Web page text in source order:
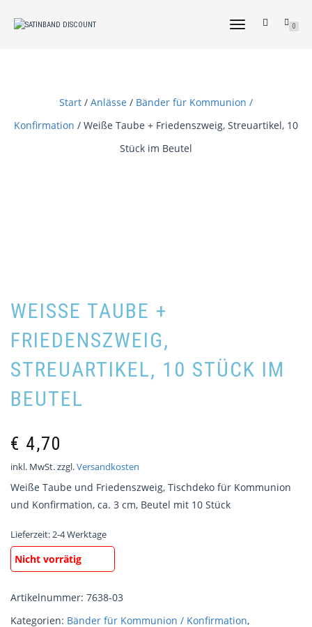
NAVIGATION
0
Start / Anlässe / Bänder für Kommunion /
Konfirmation / Weiße Taube + Friedenszweig, Streuartikel, 10
Stück im Beutel
WEISSE TAUBE + F
RIEDENSZWEIG, S
TREUARTIKEL, 10 STÜCK IM B
EUTEL
€ 4,70
inkl. MwSt.zzgl.Versandkosten
Weiße Taube und Friedenszweig, Tischdeko für Kommunion
und Konfirmation, ca. 3 cm, Beutel mit 10 Stück
Lieferzeit:2-4 Werktage
Nicht vorrätig
Artikelnummer: 7638-03
Kategorien: Bänder für Kommunion / Konfirmation,